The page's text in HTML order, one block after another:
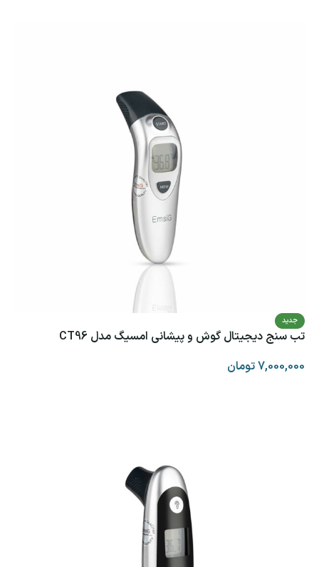
جدید
تب سنج دیجیتال گوش و پیشانی امسیگ مدل CT96
7,000,000تومان